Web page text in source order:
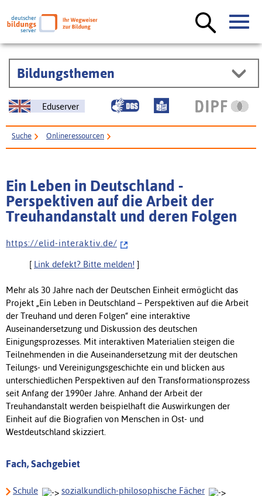
Bildungsthemen
Eduserver
Suche Onlineressourcen
Ein Leben in Deutschland -
Perspektiven auf die Arbeit der
Treuhandanstalt und deren Folgen
h t t p s : / / e l i d - i n t e r a k t i v . d e /
[ Link defekt? Bitte melden! ]
Mehr als 30 Jahre nach der Deutschen Einheit ermöglicht das
Projekt „Ein Leben in Deutschland – Perspektiven auf die Arbeit
der Treuhand und deren Folgen“ eine interaktive
Auseinandersetzung und Diskussion des deutschen
Einigungsprozesses. Mit interaktiven Materialien steigen die
Teilnehmenden in die Auseinandersetzung mit der deutschen
Teilungs- und Vereinigungsgeschichte ein und blicken aus
unterschiedlichen Perspektiven auf den Transformationsprozess
seit Anfang der 1990er Jahre. Anhand der Arbeit der
Treuhandanstalt werden beispielhaft die Auswirkungen der
Einheit auf die Biografien von Menschen in Ost- und
Westdeutschland skizziert.
Fach, Sachgebiet
Schule
sozialkundlich-philosophische Fächer